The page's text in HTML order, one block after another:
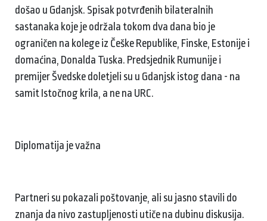
došao u Gdanjsk. Spisak potvrđenih bilateralnih
sastanaka koje je održala tokom dva dana bio je
ograničen na kolege iz Češke Republike, Finske, Estonije i
domaćina, Donalda Tuska. Predsjednik Rumunije i
premijer Švedske doletjeli su u Gdanjsk istog dana - na
samit Istočnog krila, a ne na URC.
Diplomatija je važna
Partneri su pokazali poštovanje, ali su jasno stavili do
znanja da nivo zastupljenosti utiče na dubinu diskusija.